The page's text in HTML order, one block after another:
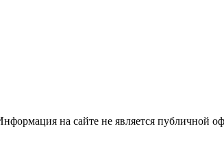
на сайте не является публичной